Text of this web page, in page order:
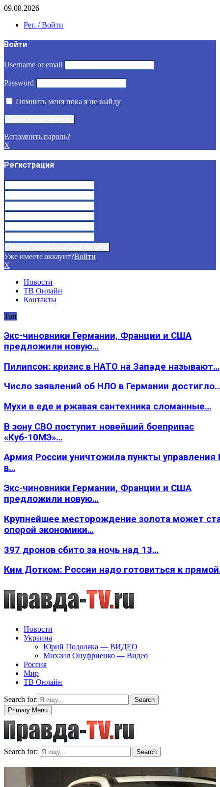
09.08.2026
Рег. / Войти
Войти
Username or email
Password
Помнить меня пока я не выйду
Вспомнить пароль?
X
Регистрация
Уже имеете аккаунт?Войти
X
Новости
ТВ Онлайн
Контакты
Топ
Экс-чиновники Германии, Франции и США
предложили новую…
Пилипсон: кризис в НАТО на Западе называют…
Число заявлений об НЛО в Германии
Мухи в еде и ржавая сантехника сломанные…
В зону СВО поступит новейший боеприпас
«Куб-10МЭ»…
Армия России уничтожила пункты
в…
Экс-чиновники Германии, Франции и США
предложили новую…
Крупнейшее месторождение золота может
опорой экономики…
397 дронов сбито за ночь над 13…
Ким Дотком: России надо готовиться к
Новости
Украина
Юрий Подоляка — ВИДЕО
Михаил Онуфриенко — Видео
Россия
Мир
ТВ Онлайн
Search for:
Search
Primary Menu
Search for: Search